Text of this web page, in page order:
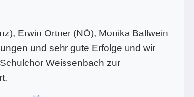
Erwin Ortner (NÖ), Monika Ballwein
und sehr gute Erfolge und wir
Weissenbach zur